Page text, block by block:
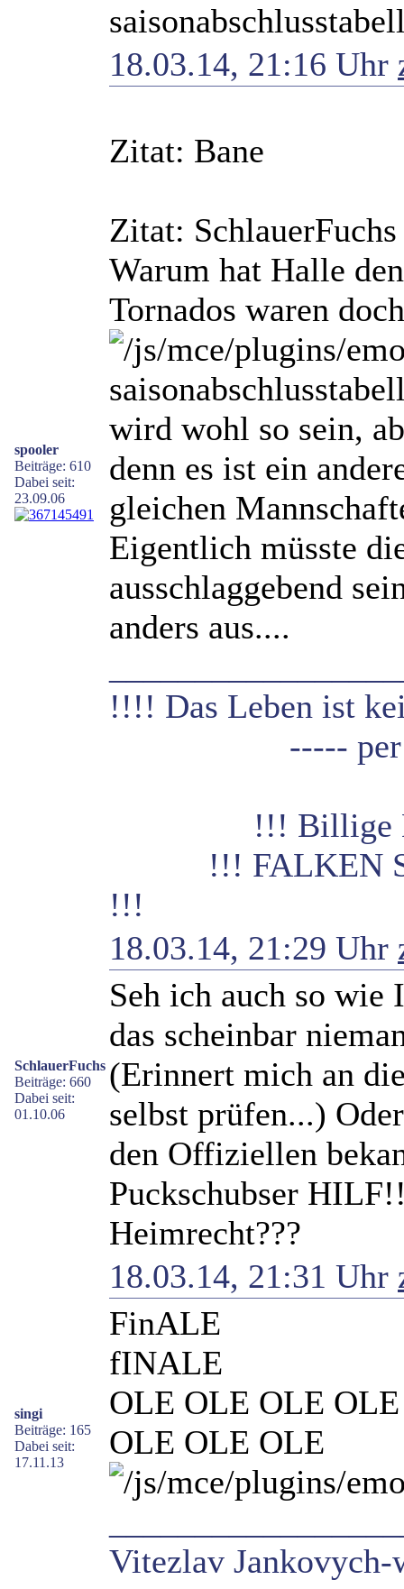
spooler
Beiträge: 610
Dabei seit:
23.09.06
18.03.14, 21:16 Uhr
Zitat: Bane
Zitat: SchlauerFuchs
Warum hat Halle
Tornados waren
wird wohl so sein,
denn es ist ein
gleichen
Eigentlich müsste
ausschlaggebend
anders aus....
!!!! Das Leben ist
----- per
!!! Billige M &
!!! FALKEN
!!!
SchlauerFuchs
Beiträge: 660
Dabei seit:
01.10.06
18.03.14, 21:29 Uhr
Seh ich auch so wie
das scheinbar
(Erinnert mich an
selbst prüfen...)
den Offiziellen
Puckschubser
Heimrecht???
singi
Beiträge: 165
Dabei seit:
17.11.13
18.03.14, 21:31 Uhr
FinALE
fINALE
OLE OLE OLE
OLE OLE OLE
Vitezlav Jankovych-